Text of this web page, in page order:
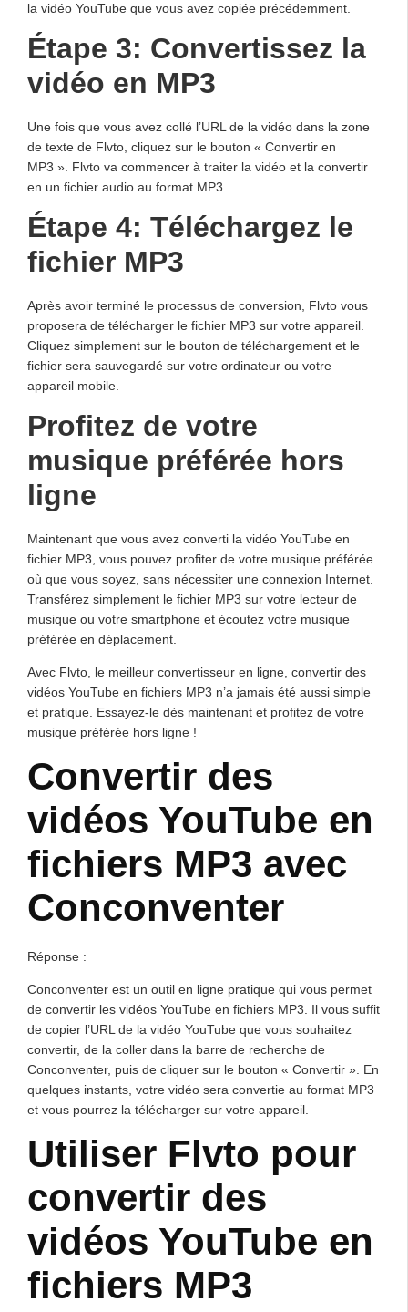
la vidéo YouTube que vous avez copiée précédemment.
Étape 3: Convertissez la
vidéo en MP3
Une fois que vous avez collé l’URL de la vidéo dans la zone
de texte de Flvto, cliquez sur le bouton « Convertir en
MP3 ». Flvto va commencer à traiter la vidéo et la convertir
en un fichier audio au format MP3.
Étape 4: Téléchargez le
fichier MP3
Après avoir terminé le processus de conversion, Flvto vous
proposera de télécharger le fichier MP3 sur votre appareil.
Cliquez simplement sur le bouton de téléchargement et le
fichier sera sauvegardé sur votre ordinateur ou votre
appareil mobile.
Profitez de votre
musique préférée hors
ligne
Maintenant que vous avez converti la vidéo YouTube en
fichier MP3, vous pouvez profiter de votre musique préférée
où que vous soyez, sans nécessiter une connexion Internet.
Transférez simplement le fichier MP3 sur votre lecteur de
musique ou votre smartphone et écoutez votre musique
préférée en déplacement.
Avec Flvto, le meilleur convertisseur en ligne, convertir des
vidéos YouTube en fichiers MP3 n’a jamais été aussi simple
et pratique. Essayez-le dès maintenant et profitez de votre
musique préférée hors ligne !
Convertir des
vidéos YouTube en
fichiers MP3 avec
Conconventer
Réponse :
Conconventer est un outil en ligne pratique qui vous permet
de convertir les vidéos YouTube en fichiers MP3. Il vous suffit
de copier l’URL de la vidéo YouTube que vous souhaitez
convertir, de la coller dans la barre de recherche de
Conconventer, puis de cliquer sur le bouton « Convertir ». En
quelques instants, votre vidéo sera convertie au format MP3
et vous pourrez la télécharger sur votre appareil.
Utiliser Flvto pour
convertir des
vidéos YouTube en
fichiers MP3